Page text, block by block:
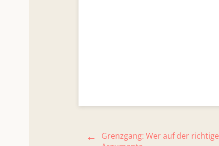
Grenzgang: Wer auf der